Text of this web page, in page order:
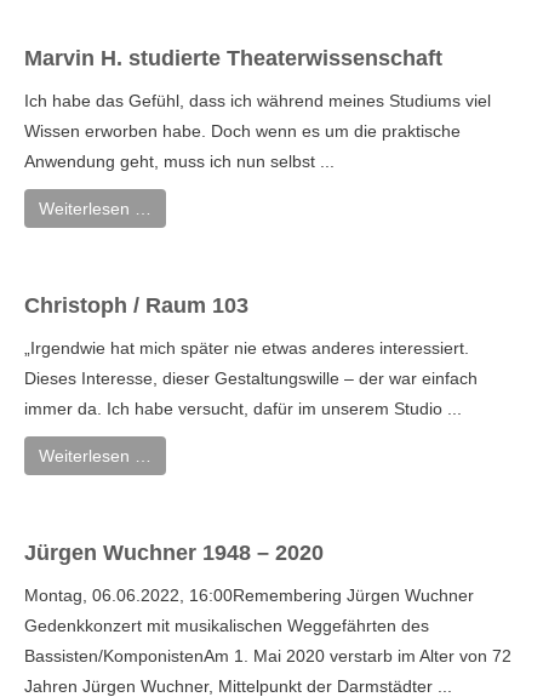
Marvin H. studierte Theaterwissenschaft
Ich habe das Gefühl, dass ich während meines Studiums viel
Wissen erworben habe. Doch wenn es um die praktische
Anwendung geht, muss ich nun selbst ...
Weiterlesen …
Christoph / Raum 103
„Irgendwie hat mich später nie etwas anderes interessiert.
Dieses Interesse, dieser Gestaltungswille – der war einfach
immer da. Ich habe versucht, dafür im unserem Studio ...
Weiterlesen …
Jürgen Wuchner 1948 – 2020
Montag, 06.06.2022, 16:00Remembering Jürgen Wuchner
Gedenkkonzert mit musikalischen Weggefährten des
Bassisten/KomponistenAm 1. Mai 2020 verstarb im Alter von 72
Jahren Jürgen Wuchner, Mittelpunkt der Darmstädter ...